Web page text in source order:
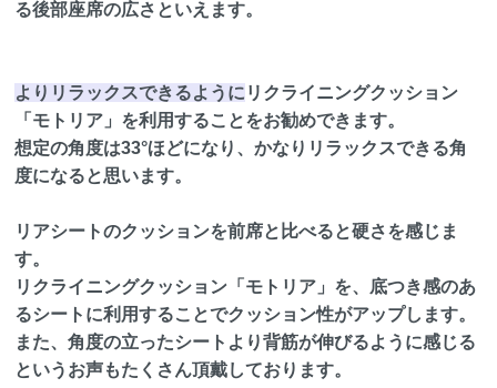
る後部座席の広さといえます。
よりリラックスできるように リクライニングクッション
「モトリア」を利用することをお勧めできます。
想定の角度は33°ほどになり、かなりリラックスできる角
度になると思います。
リアシートのクッションを前席と比べると硬さを感じま
す。
リクライニングクッション「モトリア」を、底つき感のあ
るシートに利用することでクッション性がアップします。
また、角度の立ったシートより背筋が伸びるように感じる
というお声もたくさん頂戴しております。